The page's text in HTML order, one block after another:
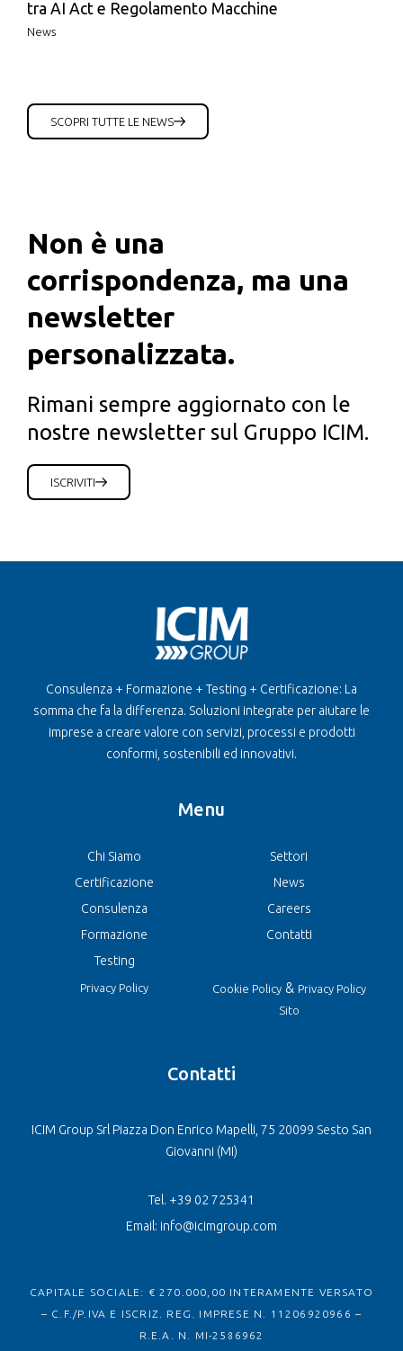
tra AI Act e Regolamento Macchine
News
SCOPRI TUTTE LE NEWS
Non è una
corrispondenza, ma una
newsletter
personalizzata.
Rimani sempre aggiornato con le
nostre newsletter sul Gruppo ICIM.
ISCRIVITI
Consulenza + Formazione + Testing + Certificazione: La
somma che fa la differenza. Soluzioni integrate per aiutare le
imprese a creare valore con servizi, processi e prodotti
conformi, sostenibili ed innovativi.
Menu
Chi Siamo
Certificazione
Consulenza
Formazione
Testing
Privacy Policy
Settori
News
Careers
Contatti
Cookie Policy& Privacy Policy
Sito
Contatti
ICIM Group Srl Piazza Don Enrico Mapelli, 75 20099 Sesto San
Giovanni (MI)
Tel. +39 02 725341
Email: info@icimgroup.com
CAPITALE SOCIALE: € 270.000,00 INTERAMENTE VERSATO
– C.F./P.IVA E ISCRIZ. REG. IMPRESE N. 11206920966 –
R.E.A. N. MI-2586962